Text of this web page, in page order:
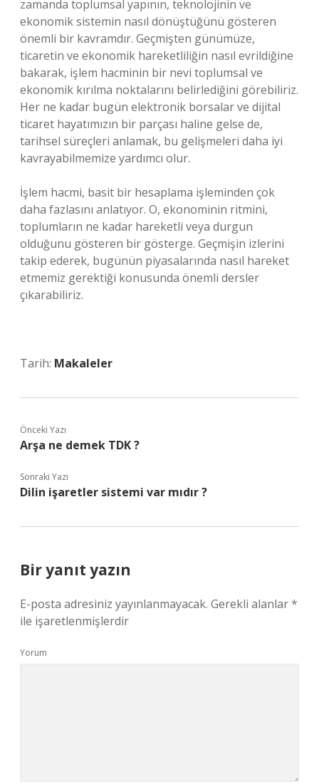
zamanda toplumsal yapının, teknolojinin ve
ekonomik sistemin nasıl dönüştüğünü gösteren
önemli bir kavramdır. Geçmişten günümüze,
ticaretin ve ekonomik hareketliliğin nasıl evrildiğine
bakarak, işlem hacminin bir nevi toplumsal ve
ekonomik kırılma noktalarını belirlediğini görebiliriz.
Her ne kadar bugün elektronik borsalar ve dijital
ticaret hayatımızın bir parçası haline gelse de,
tarihsel süreçleri anlamak, bu gelişmeleri daha iyi
kavrayabilmemize yardımcı olur.
İşlem hacmi, basit bir hesaplama işleminden çok
daha fazlasını anlatıyor. O, ekonominin ritmini,
toplumların ne kadar hareketli veya durgun
olduğunu gösteren bir gösterge. Geçmişin izlerini
takip ederek, bugünün piyasalarında nasıl hareket
etmemiz gerektiği konusunda önemli dersler
çıkarabiliriz.
Tarih: Makaleler
Önceki Yazı
Arşa ne demek TDK ?
Sonraki Yazı
Dilin işaretler sistemi var mıdır ?
Bir yanıt yazın
E-posta adresiniz yayınlanmayacak. Gerekli alanlar*
ile işaretlenmişlerdir
Yorum